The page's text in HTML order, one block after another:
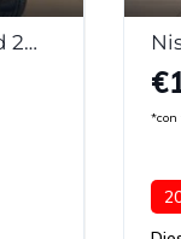
Toyota Yaris Cross Trend 2WD MY22
*con